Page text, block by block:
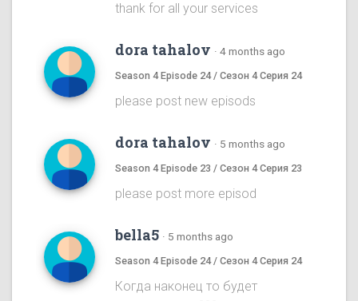
thank for all your services
dora tahalov · 4 months ago
Season 4 Episode 24 / Сезон 4 Серия 24
please post new episods
dora tahalov · 5 months ago
Season 4 Episode 23 / Сезон 4 Серия 23
please post more episod
bella5 · 5 months ago
Season 4 Episode 24 / Сезон 4 Серия 24
Когда наконец то будет